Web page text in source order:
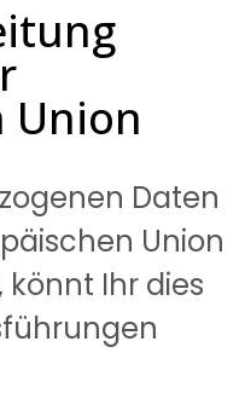
Union
Daten
Union
Ihr dies